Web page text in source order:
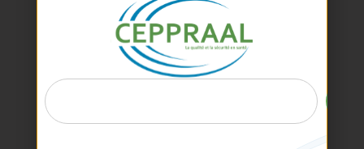
PerrineBADOL-VAN STRAATEN
CO-DIRECTRICE